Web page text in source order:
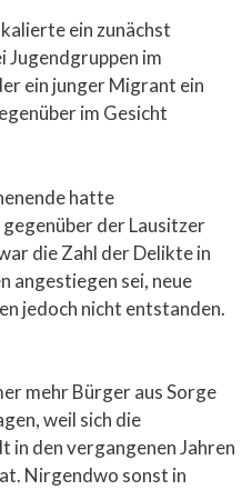
ein zunächst
Jugendgruppen im
ein junger Migrant ein
im Gesicht
hatte
der Lausitzer
die Zahl der Delikte in
angestiegen sei, neue
jedoch nicht entstanden.
mehr Bürger aus Sorge
weil sich die
in den vergangenen Jahren
Nirgendwo sonst in